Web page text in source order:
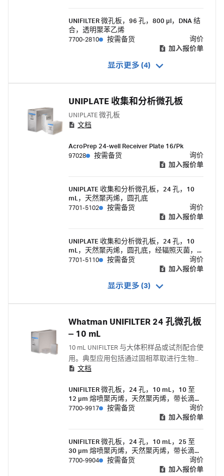
UNIFILTER 微孔板，96 孔，800 μl，DNA 结
合，透明聚苯乙烯
7700-2810
按需备货
询价
加入报价单
显示更多 (4)
UNIPLATE 收集和分析微孔板
UNIPLATE 微孔板
文档
AcroPrep 24-well Receiver Plate 16/Pk
97028
按需备货
询价
加入报价单
UNIPLATE 收集和分析微孔板，24 孔，10
mL，天然聚丙烯，圆孔底
7701-5102
按需备货
询价
加入报价单
UNIPLATE 收集和分析微孔板，24 孔，10
mL，天然聚丙烯，圆孔底，经辐照灭菌，
带盖
7701-5110 按需备货
询价
加入报价单
显示更多 (3)
Whatman UNIFILTER 24 孔微孔板
‒ 10 mL
10 mL UNIFILTER 与大体积样品或试剂配合使
用。典型应用包括通过固相萃取进行生物分
子纯化和组合化学库生成中的有机合成。
文档
UNIFILTER 微孔板，24 孔，10 mL，10 至
12 μm 熔喷聚丙烯，天然聚丙烯，带长滴导
向器的过滤器底部
7700-9917 按需备货
询价
加入报价单
UNIFILTER 微孔板，24 孔，10 mL，25 至
30 μm 熔喷聚丙烯，天然聚丙烯，带长滴导
向器的过滤器底部
7700-9904 按需备货
询价
加入报价单